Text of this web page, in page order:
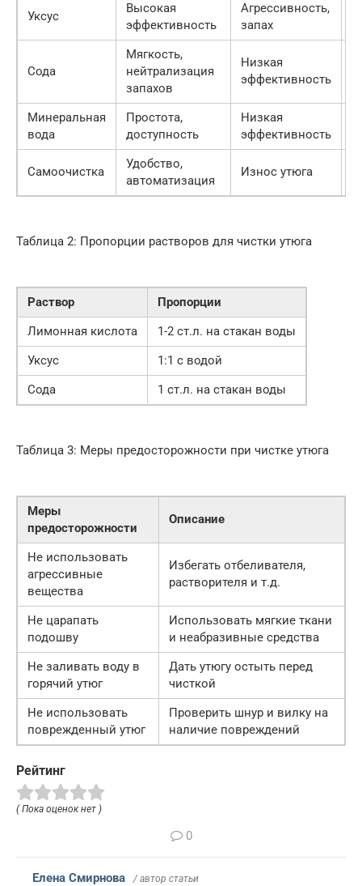
Уксус
Высокая
эффективность
Агрессивность,
запах
Сода
Мягкость,
нейтрализация
запахов
Низкая
эффективность
Минеральная
вода
Простота,
доступность
Низкая
эффективность
Самоочистка
Удобство,
автоматизация
Износ утюга
Таблица 2: Пропорции растворов для чистки утюга
Раствор
Пропорции
Лимонная кислота
1-2 ст.л. на стакан воды
Уксус
1:1 с водой
Сода
1 ст.л. на стакан воды
Таблица 3: Меры предосторожности при чистке утюга
Меры
предосторожности
Описание
Не использовать
агрессивные
вещества
Избегать отбеливателя,
растворителя и т.д.
Не царапать
подошву
Использовать мягкие ткани
и неабразивные средства
Не заливать воду в
горячий утюг
Дать утюгу остыть перед
чисткой
Не использовать
поврежденный утюг
Проверить шнур и вилку на
наличие повреждений
Рейтинг
( Пока оценок нет )
0
Елена Смирнова / автор статьи